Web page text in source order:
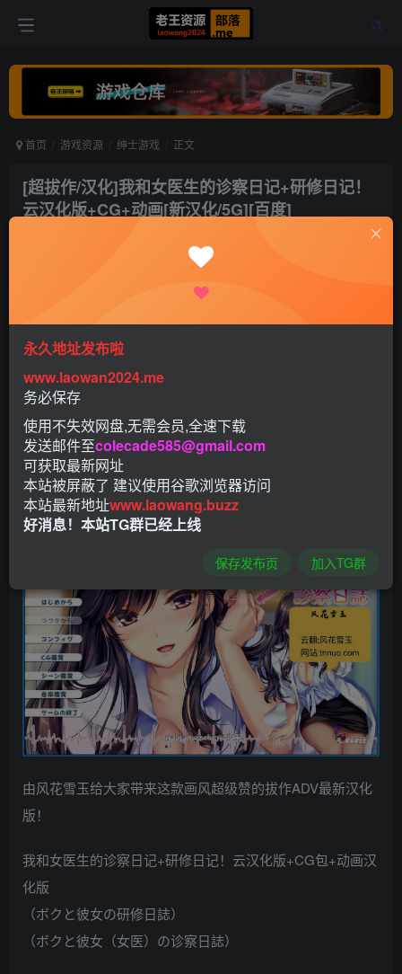
首页 游戏资源 绅士游戏 正文
[超拔作/汉化]我和女医生的诊察日记+研修日记！
云汉化版+CG+动画[新汉化/5G][百度]
由风花雪玉给大家带来这款画风超级赞的拔作ADV最新汉化
版！
我和女医生的诊察日记+研修日记！云汉化版+CG包+动画汉
化版
（ボクと彼女の研修日誌）
（ボクと彼女（女医）の诊察日誌）
永久地址发布啦
www.laowan2024.me
务必保存
使用不失效网盘,无需会员,全速下载
发送邮件至colecade585@gmail.com
可获取最新网址
本站被屏蔽了 建议使用谷歌浏览器访问
本站最新地址www.laowang.buzz
好消息！本站TG群已经上线
保存发布页 加入TG群